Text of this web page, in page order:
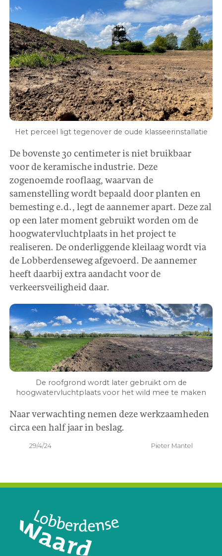
Het perceel ligt tegenover de oude klasseerinstallatie
De bovenste 30 centimeter is niet bruikbaar
voor de keramische industrie. Deze
zogenoemde rooflaag, waarvan de
samenstelling wordt bepaald door planten en
bemesting e.d., legt de aannemer apart. Deze zal
op een later moment gebruikt worden om de
hoogwatervluchtplaats in het project te
realiseren. De onderliggende kleilaag wordt via
de Lobberdenseweg afgevoerd. De aannemer
heeft daarbij extra aandacht voor de
verkeersveiligheid daar.
De roofgrond wordt later gebruikt om de
hoogwatervluchtplaats voor het wild mee te maken
Naar verwachting nemen deze werkzaamheden
circa een half jaar in beslag.
29/4/24 Pieter Mantel